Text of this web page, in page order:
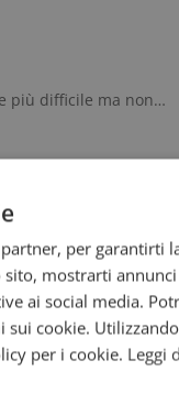
più difficile ma non…
essere una valida
per garantirti
mostrarti
ai social media.
cookie.
per i cookie. Leggi